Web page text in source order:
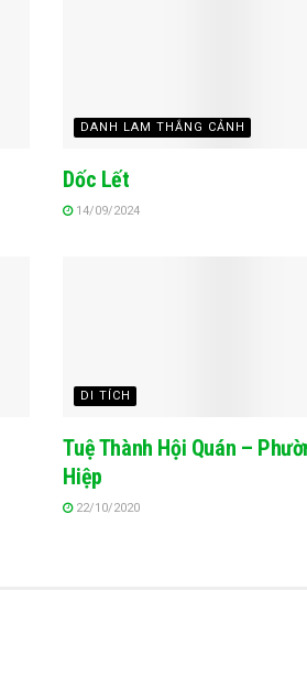
DANH LAM THẮNG CẢNH
Dốc Lết
14/09/2024
DI TÍCH
Tuệ Thành Hội Quán –
Hiệp
22/10/2020